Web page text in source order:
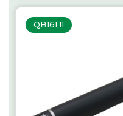
QB161.11